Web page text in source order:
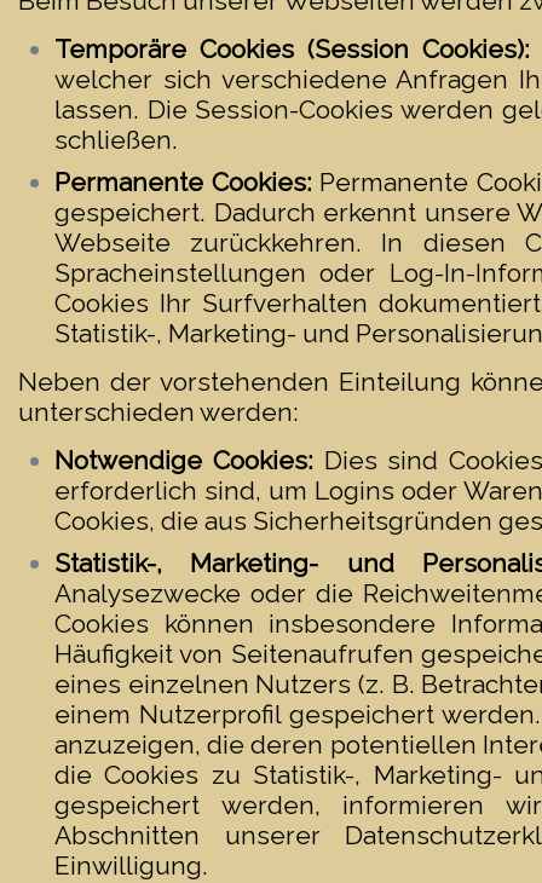
Temporäre Cookies (Session Cookies):
welcher sich verschiedene Anfragen
lassen. Die Session-Cookies werden
schließen.
Permanente Cookies: Permanente
gespeichert. Dadurch erkennt unsere
Webseite zurückkehren. In diesen
Spracheinstellungen oder Log-In-
Cookies Ihr Surfverhalten
Statistik-, Marketing- und
Neben der vorstehenden Einteilung
unterschieden werden:
Notwendige Cookies: Dies sind
erforderlich sind, um Logins oder
Cookies, die aus Sicherheitsgründen
Statistik-, Marketing- und
Analysezwecke oder die
Cookies können insbesondere
Häufigkeit von Seitenaufrufen
eines einzelnen Nutzers (z. B.
einem Nutzerprofil gespeichert
anzuzeigen, die deren potentiellen
die Cookies zu Statistik-, Marketing-
gespeichert werden, informieren
Abschnitten unserer
Einwilligung.